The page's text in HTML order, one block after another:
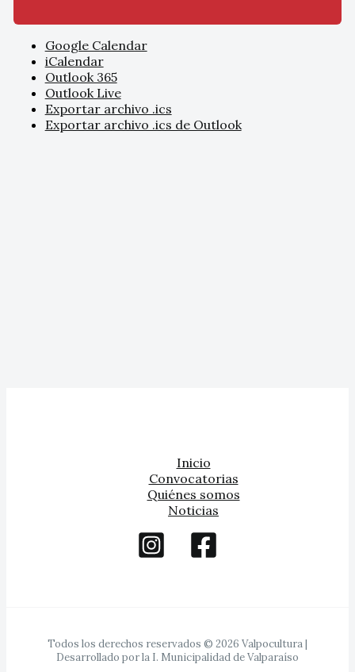
Google Calendar
iCalendar
Outlook 365
Outlook Live
Exportar archivo .ics
Exportar archivo .ics de Outlook
Inicio
Convocatorias
Quiénes somos
Noticias
Todos los derechos reservados © 2026 Valpocultura |
Desarrollado por la I. Municipalidad de Valparaíso